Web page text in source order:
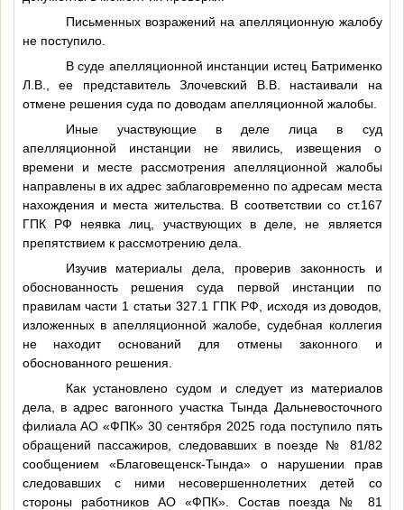
Письменных возражений на апелляционную жалобу
не поступило.
В суде апелляционной инстанции истец Батрименко
Л.В., ее представитель Злочевский В.В. настаивали на
отмене решения суда по доводам апелляционной жалобы.
Иные участвующие в деле лица в суд
апелляционной инстанции не явились, извещения о
времени и месте рассмотрения апелляционной жалобы
направлены в их адрес заблаговременно по адресам места
нахождения и места жительства. В соответствии со ст.167
ГПК РФ неявка лиц, участвующих в деле, не является
препятствием к рассмотрению дела.
Изучив материалы дела, проверив законность и
обоснованность решения суда первой инстанции по
правилам части 1 статьи 327.1 ГПК РФ, исходя из доводов,
изложенных в апелляционной жалобе, судебная коллегия
не находит оснований для отмены законного и
обоснованного решения.
Как установлено судом и следует из материалов
дела, в адрес вагонного участка Тында Дальневосточного
филиала АО «ФПК» 30 сентября 2025 года поступило пять
обращений пассажиров, следовавших в поезде № 81/82
сообщением «Благовещенск-Тында» о нарушении прав
следовавших с ними несовершеннолетних детей со
стороны работников АО «ФПК». Состав поезда № 81